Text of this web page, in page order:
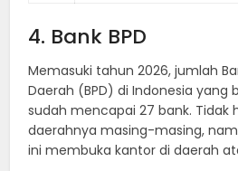
4. Bank BPD
Memasuki tahun 2026, jumlah
Daerah (BPD) di Indonesia yang
sudah mencapai 27 bank. Tidak
daerahnya masing-masing,
ini membuka kantor di daerah